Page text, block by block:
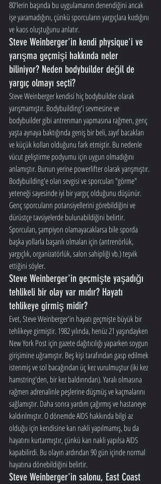
80'lerin başında bu uygulamanın denendiğini ancak
işe yaramadığını, çünkü sporcuların yargıçlara kızdığını
ve kaos oluştuğunu anlatır.
Steve Weinberger'in kendi physique'i ve
yarışma geçmişi hakkında neler
biliniyor? Neden bodybuilder değil de
yargıç olmayı seçti?
Steve Weinberger kendisi hiç bodybuilder olarak
yarışmamıştır. Bodybuilding'i sevmesine ve
bodybuilder gibi antrenman yapmasına rağmen, genç
yaşta aynaya baktığında geniş bir beli, zayıf bacakları
ve küçük kolları olduğunu fark etmiştir. Bu nedenle
vücut geliştirme podyumu için uygun olmadığını
anlamıştır. Bunun yerine powerlifter olarak yarışmıştır.
Bodybuilding'e olan sevgisi ve sporcuları "görme"
yeteneği sayesinde iyi bir yargıç olduğunu düşünür.
Genç sporcuların potansiyellerini görebildiğini ve
dürüstçe tavsiyelerde bulunabildiğini belirtir.
Sporcuları, şampiyon olamayacaklarsa bile sporda
başka yollarla başarılı olmaları için (antrenörlük,
yargıçlık, organizatörlük, salon sahipliği vb.) teşvik
ettiğini söyler.
Steve Weinberger'in geçmişte yaşadığı
tehlikeli bir olay var mıdır? Hayatı
tehlikeye girmiş midir?
Evet, Steve Weinberger'in hayatı geçmişte büyük bir
tehlikeye girmiştir. 1982 yılında, henüz 21 yaşındayken
New York Post için gazete dağıtıcılığı yaparken soygun
girişimine uğramıştır. Beş kişi tarafından gasp edilmek
istenmiş ve sol bacağından üç kez vurulmuştur (iki kez
hamstring'den, bir kez baldırından). Yaralı olmasına
rağmen adrenalinle peşlerine düşmüş ve kaçmalarını
sağlamıştır. Daha sonra yardım çağırmış ve hastaneye
kaldırılmıştır. O dönemde AIDS hakkında bilgi az
olduğu için kendisine kan nakli yapılmamış, bu da
hayatını kurtarmıştır, çünkü kan nakli yapılsa AIDS
kapabilirdi. Bu olayın ardından 90 gün içinde normal
hayatına dönebildiğini belirtir.
Steve Weinberger'in salonu, East Coast